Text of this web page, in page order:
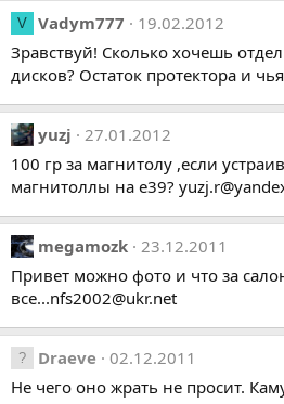
V Vadym777
19.02.2012
Зравствуй! Сколько хочешь
дисков? Остаток протектора и
yuzj
27.01.2012
100 гр за магнитолу ,если
магнитоллы на е39?
megamozk 23.12.2011
Привет можно фото и что за
все...nfs2002@ukr.net
Draeve
02.12.2011
Не чего оно жрать не просит.